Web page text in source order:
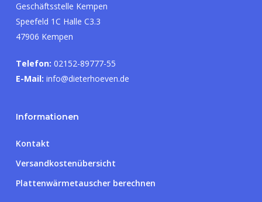
Geschäftsstelle Kempen
Speefeld 1C Halle C3.3
47906 Kempen
Telefon: 02152-89777-55
E-Mail: info@dieterhoeven.de
Informationen
Kontakt
Versandkostenübersicht
Plattenwärmetauscher berechnen